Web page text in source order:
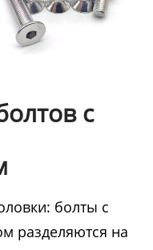
с
болты с
разделяются на